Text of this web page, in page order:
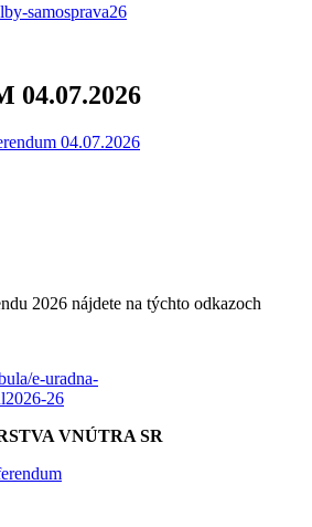
samosprava26
04.07.2026
2026 nájdete na týchto odkazoch
e-uradna-
26
VNÚTRA SR